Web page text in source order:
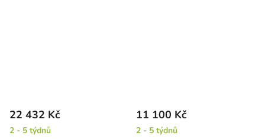
22 432 Kč
2 - 5 týdnů
11 100 Kč
2 - 5 týdnů